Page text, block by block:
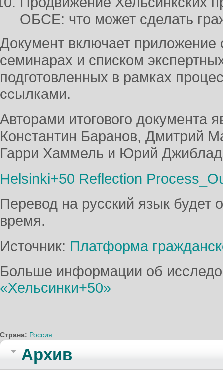
ОБСЕ: что может сделать
Документ включает приложение
семинарах и списком
подготовленных в рамках
ссылками.
Авторами итогового документа
Константин Баранов, Дмитрий
Гарри Хаммель и Юрий
Helsinki+50 Reflection
Перевод на русский язык будет
время.
Источник: Платформа
Больше информации об
«Хельсинки+50»
Страна: Россия
Архив